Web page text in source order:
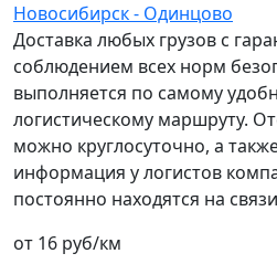
Новосибирск - Одинцово
Доставка любых грузов с
соблюдением всех норм
выполняется по самому
логистическому маршруту.
можно круглосуточно, а
информация у логистов
постоянно находятся на
от 16 руб/км